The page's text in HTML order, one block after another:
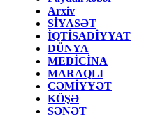
Arxiv
SİYASƏT
İQTİSADİYYAT
DÜNYA
MEDİCİNA
MARAQLI
CƏMİYYƏT
KÖŞƏ
SƏNƏT